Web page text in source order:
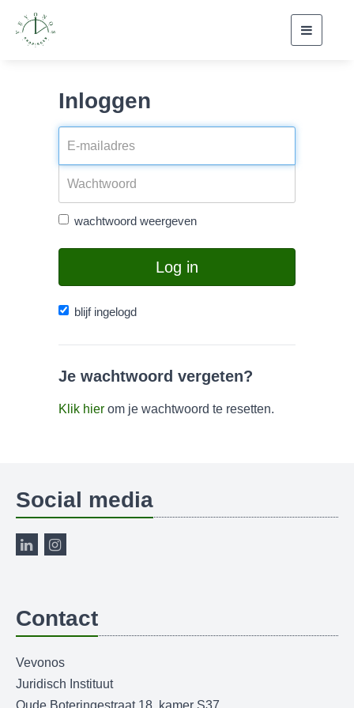
Inloggen
wachtwoord weergeven
Log in
blijf ingelogd
Je wachtwoord vergeten?
Klik hier om je wachtwoord te resetten.
Social media
Contact
Vevonos
Juridisch Instituut
Oude Boteringestraat 18, kamer S37